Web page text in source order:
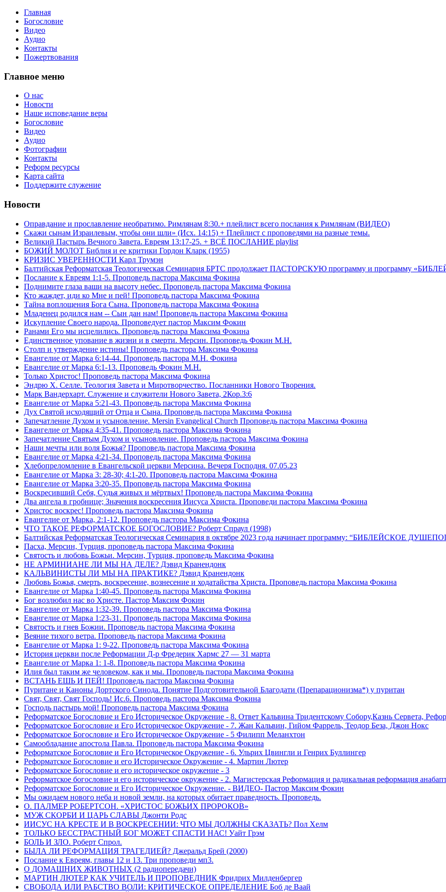
Главная
Богословие
Видео
Аудио
Контакты
Пожертвования
Главное меню
О нас
Новости
Наше исповедание веры
Богословие
Видео
Аудио
Фотографии
Контакты
Реформ ресурсы
Карта сайта
Поддержите служение
Новости
Оправдание и прославление необратимо. Римлянам 8:30.+ плейлист всего послания к Римлянам (ВИДЕО)
Скажи сынам Израилевым, чтобы они шли» (Исх. 14:15) + Плейлист с проповедями на разные темы.
Великий Пастырь Вечного Завета. Евреям 13:17-25. + ВСЁ ПОСЛАНИЕ playlist
БОЖИЙ МОЛОТ Библия и ее критики Гордон Кларк (1955)
КРИЗИС УВЕРЕННОСТИ Карл Трумэн
Балтийская Реформатская Теологическая Семинария БРТС продолжает ПАСТОРСКУЮ программу и программу
Послание к Евреям 1:1-5. Проповедь пастора Максима Фокина
Поднимите глаза ваши на высоту небес. Проповедь пастора Максима Фокина
Кто жаждет, иди ко Мне и пей! Проповедь пастора Максима Фокина
Тайна воплощения Бога Сына. Проповедь пастора Максима Фокина
Младенец родился нам -- Сын дан нам! Проповедь пастора Максима Фокина
Искупление Своего народа. Проповедует пастор Максим Фокин
Ранами Его мы исцелились. Проповедь пастора Максима Фокина
Единственное упование в жизни и в смерти. Мерсин. Проповедь Фокин М.Н.
Столп и утверждение истины! Проповедь пастора Максима Фокина
Евангелие от Марка 6:14-44. Проповедь пастора М.Н. Фокина
Евангелие от Марка 6:1-13. Проповедь Фокин М.Н.
Только Христос! Проповедь пастора Максима Фокина
Эндрю Х. Селле. Теология Завета и Миротворчество. Посланники Нового Творения.
Марк Вандерхарт. Служение и служители Нового Завета, 2Кор.3:6
Евангелие от Марка 5:21-43. Проповедь пастора Максима Фокина
Дух Святой исходящий от Отца и Сына. Проповедь пастора Максима Фокина
Запечатление Духом и усыновление. Mersin Evangelical Church Проповедь пастора Максима Фокина
Евангелие от Марка 4:35-41. Проповедь пастора Максима Фокина
Запечатление Святым Духом и усыновление. Проповедь пастора Максима Фокина
Наши мечты или воля Божья? Проповедь пастора Максима Фокина
Евангелие от Марка 4:21-34. Проповедь пастора Максима Фокина
Хлебопреломление в Евангельской церкви Мерсина. Вечеря Господня. 07.05.23
Евангелие от Марка 3: 28-30; 4:1-20. Проповедь пастора Максима Фокина
Евангелие от Марка 3:20-35. Проповедь пастора Максима Фокина
Воскресивший Себя, Судья живых и мëртвых! Проповедь пастора Максима Фокина
Два ангела в гробнице; Значения воскресения Иисуса Христа. Проповеди пастора Максима Фокина
Христос воскрес! Проповедь пастора Максима Фокина
Евангелие от Марка, 2:1-12. Проповедь пастора Максима Фокина
ЧТО ТАКОЕ РЕФОРМАТСКОЕ БОГОСЛОВИЕ? Роберт Спраул (1998)
Балтийская Реформатская Теологическая Семинария в октябре 2023 года начинает программу: “БИБЛЕЙСКОЕ
Пасха, Мерсин, Турция, проповедь пастора Максима Фокина
Святость и любовь Божьи. Мерсин, Турция, проповедь Максима Фокина
НЕ АРМИНИАНЕ ЛИ МЫ НА ДЕЛЕ? Дэвид Кранендонк
КАЛЬВИНИСТЫ ЛИ МЫ НА ПРАКТИКЕ? Дэвид Кранендонк
Любовь Божья, смерть, воскресение, вознесение и ходатайства Христа. Проповедь пастора Максима Фокина
Евангелие от Марка 1:40-45. Проповедь пастора Максима Фокина
Бог возлюбил нас во Христе. Пастор Максим Фокин
Евангелие от Марка 1:32-39. Проповедь пастора Максима Фокина
Евангелие от Марка 1:23-31. Проповедь пастора Максима Фокина
Святость и гнев Божии. Проповедь пастора Максима Фокина
Веяние тихого ветра. Проповедь пастора Максима Фокина
Евангелие от Марка 1: 9-22. Проповедь пастора Максима Фокина
История церкви после Реформации Д-р Фредерик Хармс 27 — 31 марта
Евангелие от Марка 1: 1-8. Проповедь пастора Максима Фокина
Илия был таким же человеком, как и мы. Проповедь пастора Максима Фокина
ВСТАНЬ ЕШЬ И ПЕЙ! Проповедь пастора Максима Фокина
Пуритане и Каноны Дортского Синода. Понятие Подготовительной Благодати (Препарационизма*) у пуритан
Свят, Свят, Свят Господь! Ис.6. Проповедь пастора Максима Фокина
Господь пастырь мой! Проповедь пастора Максима Фокина
Реформатское Богословие и Его Историческое Окружение - 8. Ответ Кальвина Тридентскому Собору,Казнь Сервета,
Реформатское Богословие и Его Историческое Окружение - 7. Жан Кальвин, Гийом Фаррель, Теодор Беза, Джон Нокс
Реформатское Богословие и Его Историческое Окружение - 5 Филипп Меланхтон
Самообладание апостола Павла. Проповедь пастора Максима Фокина
Реформатское Богословие и Его Историческое Окружение - 6. Ульрих Цвингли и Генрих Буллингер
Реформатское Богословие и его Историческое Окружение - 4. Мартин Лютер
Реформатское Богословие и его историческое окружение - 3
Реформатское богословие и его историческое окружение - 2. Магистерская Реформация и радикальная реформация
Реформатское Богословие и Его Историческое Окружение. - ВИДЕО- Пастор Максим Фокин
Мы ожидаем нового неба и новой земли, на которых обитает праведность. Проповедь.
О. ПАЛМЕР РОБЕРТСОН. «ХРИСТОС БОЖЬИХ ПРОРОКОВ»
МУЖ СКОРБИ И ЦАРЬ СЛАВЫ Джонти Родс
ИИСУС НА КРЕСТЕ И В ВОСКРЕСЕНИИ: ЧТО МЫ ДОЛЖНЫ СКАЗАТЬ? Пол Хелм
ТОЛЬКО БЕССТРАСТНЫЙ БОГ МОЖЕТ СПАСТИ НАС! Уайт Грэм
БОЛЬ И ЗЛО. Роберт Спрол.
БЫЛА ЛИ РЕФОРМАЦИЯ ТРАГЕДИЕЙ? Джеральд Брей (2000)
Послание к Евреям, главы 12 и 13. Три проповеди мп3.
О ДОМАШНИХ ЖИВОТНЫХ (2 радиопередачи)
МАРТИН ЛЮТЕР КАК УЧИТЕЛЬ И ПРОПОВЕДНИК Фридрих Милденбергер
СВОБОДА ИЛИ РАБСТВО ВОЛИ: КРИТИЧЕСКОЕ ОПРЕДЕЛЕНИЕ Боб де Ваай